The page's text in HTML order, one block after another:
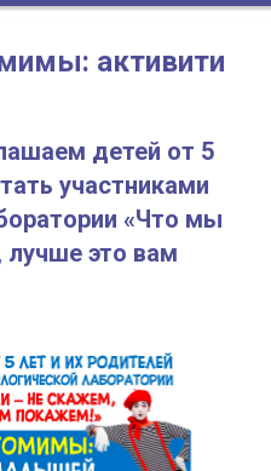
активити
детей от 5
участниками
«Что мы
это вам